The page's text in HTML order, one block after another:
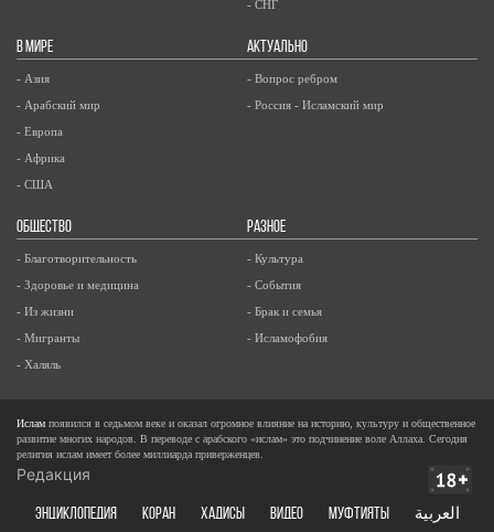
- СНГ
В МИРЕ
- Азия
- Арабский мир
- Европа
- Африка
- США
АКТУАЛЬНО
- Вопрос ребром
- Россия - Исламский мир
ОБЩЕСТВО
- Благотворительность
- Здоровье и медицина
- Из жизни
- Мигранты
- Халяль
РАЗНОЕ
- Культура
- События
- Брак и семья
- Исламофобия
Ислам появился в седьмом веке и оказал огромное влияние на историю, культуру и общественное
развитие многих народов. В переводе с арабского «ислам» это подчинение воле Аллаха. Сегодня
религия ислам имеет более миллиарда приверженцев.
Редакция
ЭНЦИКЛОПЕДИЯ КОРАН ХАДИСЫ ВИДЕО Муфтияты العربية